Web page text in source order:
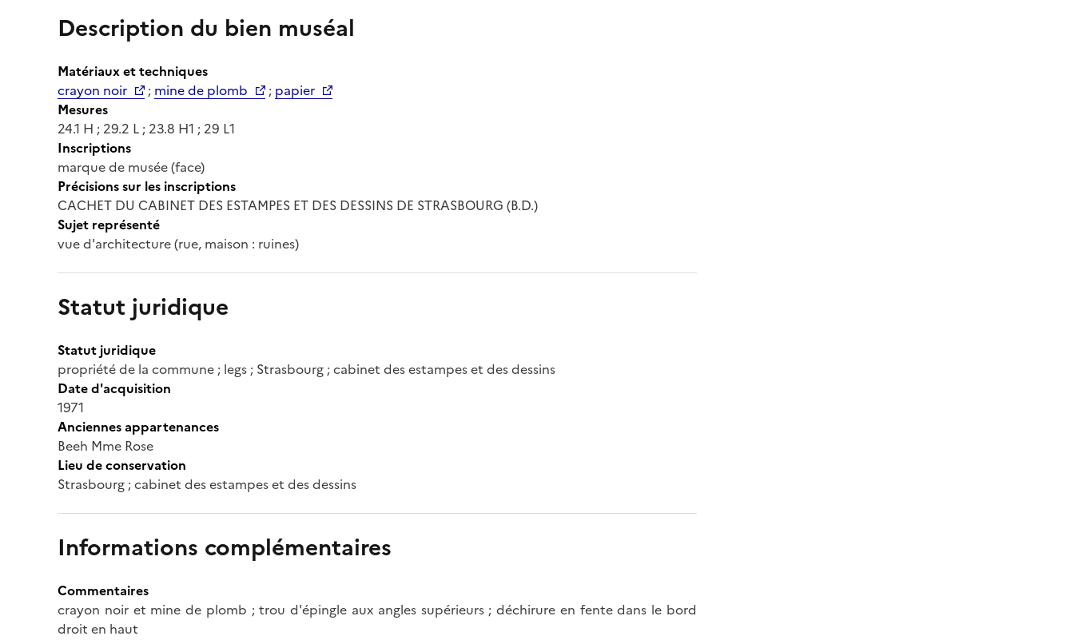
Description du bien muséal
Matériaux et techniques
crayon noir
; mine de plomb ; papier
Mesures
24.1 H ; 29.2 L ; 23.8 H1 ; 29 L1
Inscriptions
marque de musée (face)
Précisions sur les inscriptions
CACHET DU CABINET DES ESTAMPES ET DES DESSINS DE STRASBOURG (B.D.)
Sujet représenté
vue d'architecture (rue, maison : ruines)
Statut juridique
Statut juridique
propriété de la commune ; legs ; Strasbourg ; cabinet des estampes et des dessins
Date d'acquisition
1971
Anciennes appartenances
Beeh Mme Rose
Lieu de conservation
Strasbourg ; cabinet des estampes et des dessins
Informations complémentaires
Commentaires
crayon noir et mine de plomb ; trou d'épingle aux angles supérieurs ; déchirure en fente dans le bord
droit en haut